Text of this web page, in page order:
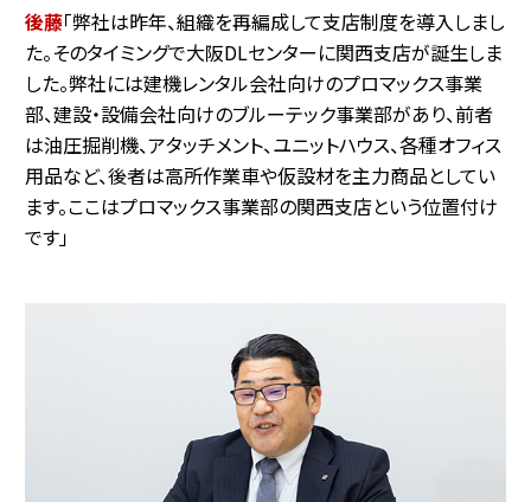
後藤「弊社は昨年、組織を再編成して支店制度を導入しまし
た。そのタイミングで大阪DLセンターに関西支店が誕生しま
した。弊社には建機レンタル会社向けのプロマックス事業
部、建設・設備会社向けのブルーテック事業部があり、前者
は油圧掘削機、アタッチメント、ユニットハウス、各種オフィス
用品など、後者は高所作業車や仮設材を主力商品としてい
ます。ここはプロマックス事業部の関西支店という位置付け
です」